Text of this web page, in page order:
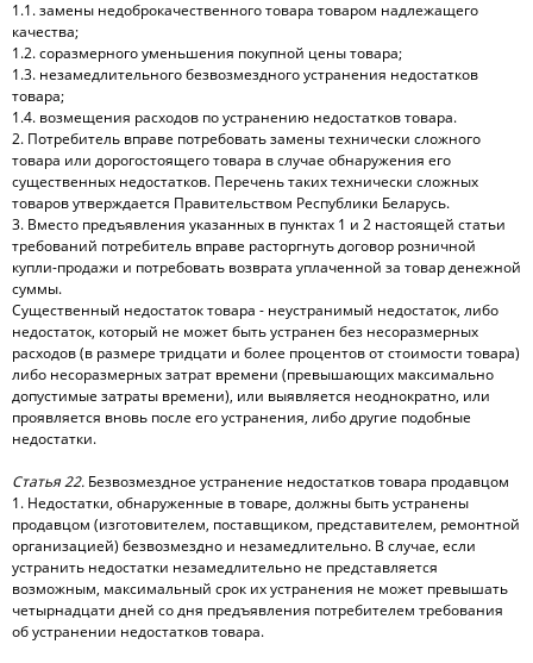
1.1. замены недоброкачественного товара товаром надлежащего
качества;
1.2. соразмерного уменьшения покупной цены товара;
1.3. незамедлительного безвозмездного устранения недостатков
товара;
1.4. возмещения расходов по устранению недостатков товара.
2. Потребитель вправе потребовать замены технически сложного
товара или дорогостоящего товара в случае обнаружения его
существенных недостатков. Перечень таких технически сложных
товаров утверждается Правительством Республики Беларусь.
3. Вместо предъявления указанных в пунктах 1 и 2 настоящей статьи
требований потребитель вправе расторгнуть договор розничной
купли-продажи и потребовать возврата уплаченной за товар денежной
суммы.
Существенный недостаток товара - неустранимый недостаток, либо
недостаток, который не может быть устранен без несоразмерных
расходов (в размере тридцати и более процентов от стоимости товара)
либо несоразмерных затрат времени (превышающих максимально
допустимые затраты времени), или выявляется неоднократно, или
проявляется вновь после его устранения, либо другие подобные
недостатки.
Статья 22. Безвозмездное устранение недостатков товара продавцом
1. Недостатки, обнаруженные в товаре, должны быть устранены
продавцом (изготовителем, поставщиком, представителем, ремонтной
организацией) безвозмездно и незамедлительно. В случае, если
устранить недостатки незамедлительно не представляется
возможным, максимальный срок их устранения не может превышать
четырнадцати дней со дня предъявления потребителем требования
об устранении недостатков товара.